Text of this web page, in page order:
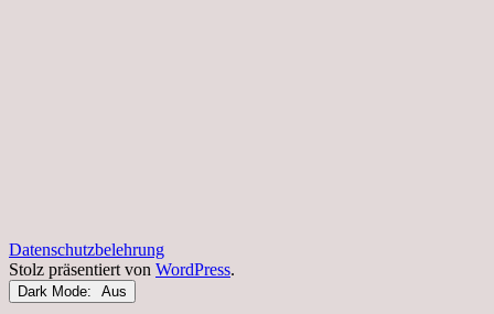
Datenschutzbelehrung
Stolz präsentiert von WordPress.
Dark Mode: